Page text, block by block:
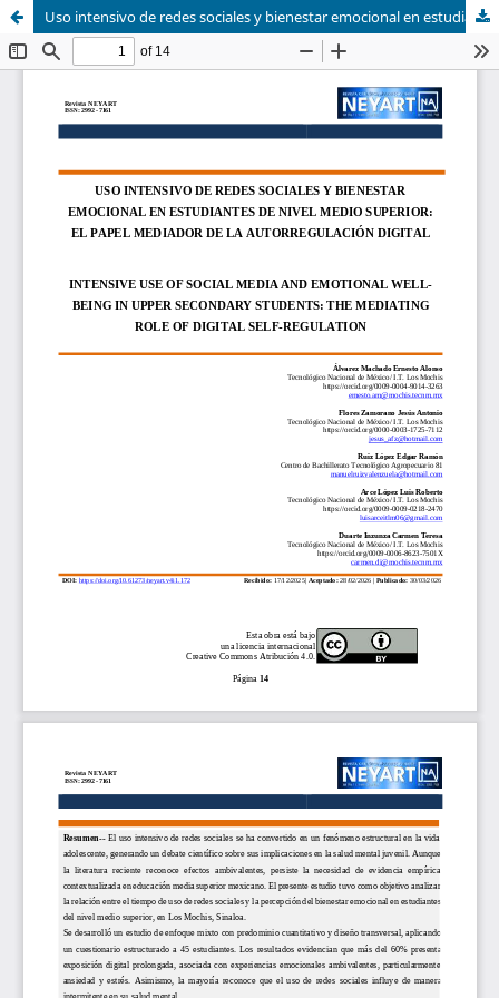
Uso intensivo de redes sociales y bienestar emocional en estudiantes de nivel medio superior: El papel mediador de la autorregulación digital